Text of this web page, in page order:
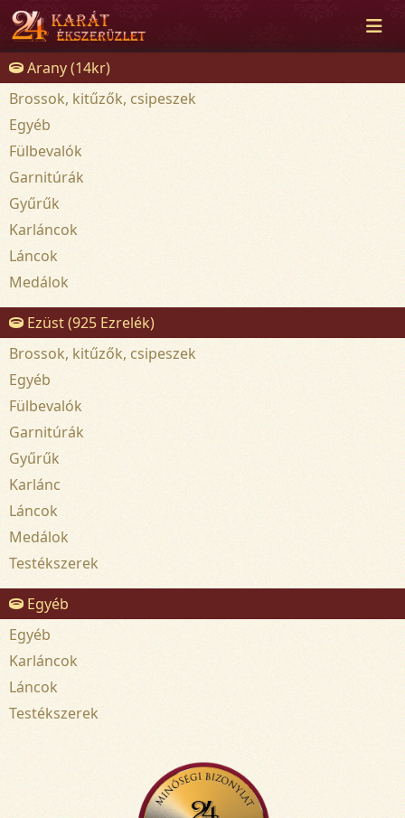
Arany (14kr)
Brossok, kitűzők, csipeszek
Egyéb
Fülbevalók
Garnitúrák
Gyűrűk
Karláncok
Láncok
Medálok
Ezüst (925 Ezrelék)
Brossok, kitűzők, csipeszek
Egyéb
Fülbevalók
Garnitúrák
Gyűrűk
Karlánc
Láncok
Medálok
Testékszerek
Egyéb
Egyéb
Karláncok
Láncok
Testékszerek